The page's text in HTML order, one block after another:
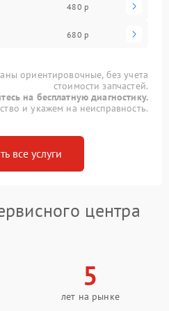
480 р
680 р
ориентировочные, без учета
стоимости запчастей.
на бесплатную диагностику.
и укажем на неисправность.
все услуги
центра
5
лет на рынке